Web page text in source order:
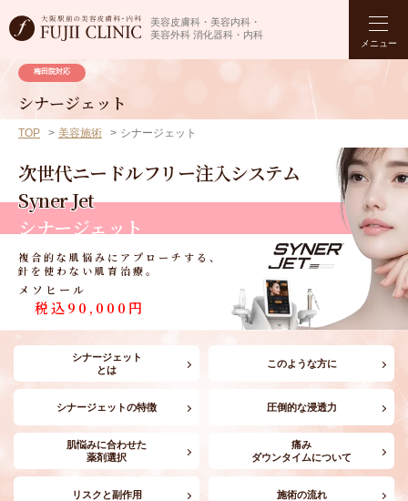
美容皮膚科・美容内科・
美容外科 消化器科・内科
メニュー
梅田院対応
シナージェット
TOP 美容施術 シナージェット
次世代ニードルフリー注入システム
Syner Jet
シナージェット
複合的な肌悩みにアプローチする、
針を使わない肌育治療。
メソヒール
税込90,000円
シナージェット
とは
このような方に
シナージェットの特徴 圧倒的な浸透力
肌悩みに合わせた
薬剤選択
痛み
ダウンタイムについて
リスクと副作用 施術の流れ